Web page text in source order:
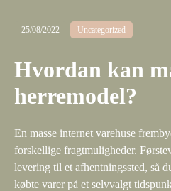
25/08/2022 Uncategorized
Hvordan kan
herremodel?
En masse internet varehuse
forskellige fragtmuligheder.
levering til et afhentningssted, så
købte varer på et selvvalgt